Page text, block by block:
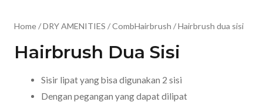
Home/DRY AMENITIES /CombHairbrush / Hairbrush dua sisi
Hairbrush Dua Sisi
Sisir lipat yang bisa digunakan 2 sisi
Dengan pegangan yang dapat dilipat